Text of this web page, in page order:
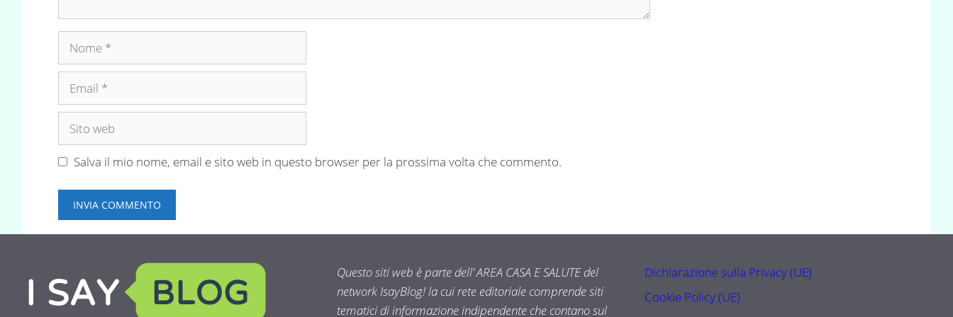
Nome
Email
Sito
Salva il mio nome, email e sito web in questo browser per la prossima volta che commento.
Questo siti web è parte dell’ AREA CASA E SALUTE del
network IsayBlog! la cui rete editoriale comprende siti
tematici di informazione indipendente che contano sul
Dichiarazione sulla Privacy (UE)
Cookie Policy (UE)